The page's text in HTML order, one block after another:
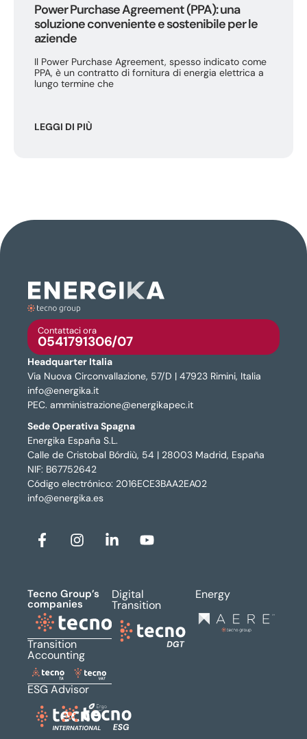
Power Purchase Agreement (PPA): una
soluzione conveniente e sostenibile per le
aziende
Il Power Purchase Agreement, spesso indicato come
PPA, è un contratto di fornitura di energia elettrica a
lungo termine che
LEGGI DI PIÙ
Contattaci ora
0541791306/07
Headquarter Italia
Via Nuova Circonvallazione, 57/D | 47923 Rimini, Italia
info@energika.it
PEC. amministrazione@energikapec.it
Sede Operativa Spagna
Energika España S.L.
Calle de Cristobal Bórdiù, 54 | 28003 Madrid, España
NIF: B67752642
Código electrónico: 2016ECE3BAA2EA02
info@energika.es
Tecno Group’s
companies
Transition
Accounting
ESG Advisor
Digital
Transition
Energy